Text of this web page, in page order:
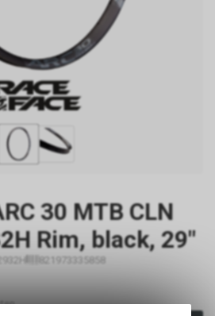
30 MTB CLN
Rim, black, 29"
821973335858